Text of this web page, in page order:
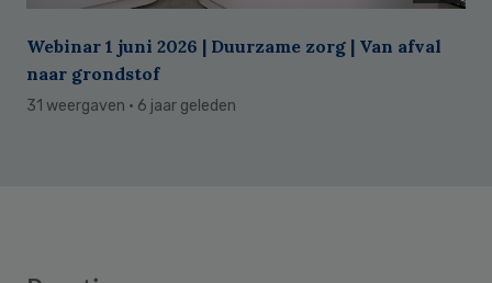
Webinar 1 juni 2026 | Duurzame zorg | Van afval
naar grondstof
31 weergaven · 6 jaar geleden